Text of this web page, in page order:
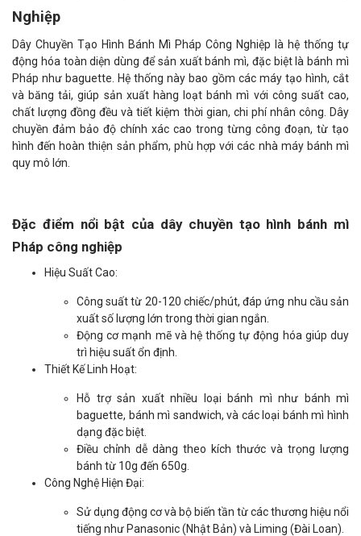
Nghiệp
Dây Chuyền Tạo Hình Bánh Mì Pháp Công Nghiệp là hệ thống tự
động hóa toàn diện dùng để sản xuất bánh mì, đặc biệt là bánh mì
Pháp như baguette. Hệ thống này bao gồm các máy tạo hình, cắt
và băng tải, giúp sản xuất hàng loạt bánh mì với công suất cao,
chất lượng đồng đều và tiết kiệm thời gian, chi phí nhân công. Dây
chuyền đảm bảo độ chính xác cao trong từng công đoạn, từ tạo
hình đến hoàn thiện sản phẩm, phù hợp với các nhà máy bánh mì
quy mô lớn.
Đặc điểm nổi bật của dây chuyền tạo hình bánh mì
Pháp công nghiệp
Hiệu Suất Cao:
Công suất từ 20-120 chiếc/phút, đáp ứng nhu cầu sản
xuất số lượng lớn trong thời gian ngắn.
Động cơ mạnh mẽ và hệ thống tự động hóa giúp duy
trì hiệu suất ổn định.
Thiết Kế Linh Hoạt:
Hỗ trợ sản xuất nhiều loại bánh mì như bánh mì
baguette, bánh mì sandwich, và các loại bánh mì hình
dạng đặc biệt.
Điều chỉnh dễ dàng theo kích thước và trọng lượng
bánh từ 10g đến 650g.
Công Nghệ Hiện Đại:
Sử dụng động cơ và bộ biến tần từ các thương hiệu nổi
tiếng như Panasonic (Nhật Bản) và Liming (Đài Loan).